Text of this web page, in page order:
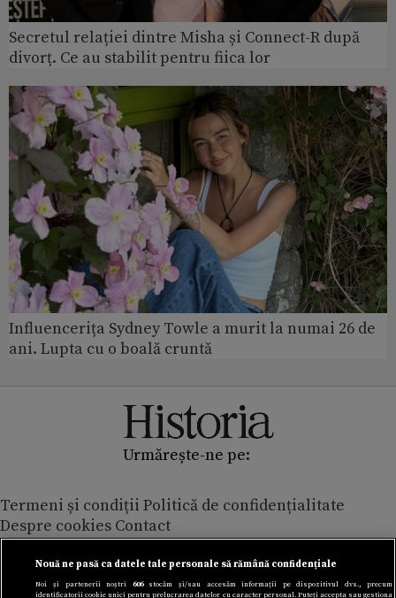
Secretul relației dintre Misha și Connect-R după
divorț. Ce au stabilit pentru fiica lor
Influencerița Sydney Towle a murit la numai 26 de
ani. Lupta cu o boală cruntă
Urmărește-ne pe:
Termeni și condiții Politică de confidențialitate
Despre cookies Contact
Modifică preferințe pentru confidențialitate
© Toate drepturile rezervate Adevarul Holding 2026
Nouă ne pasă ca datele tale personale să rămână confidențiale
Noi și partenerii noștri 606stocăm și/sau accesăm informații pe dispozitivul dvs., precum
identificatorii cookie unici pentru prelucrarea datelor cu caracter personal. Puteți accepta sau gestiona